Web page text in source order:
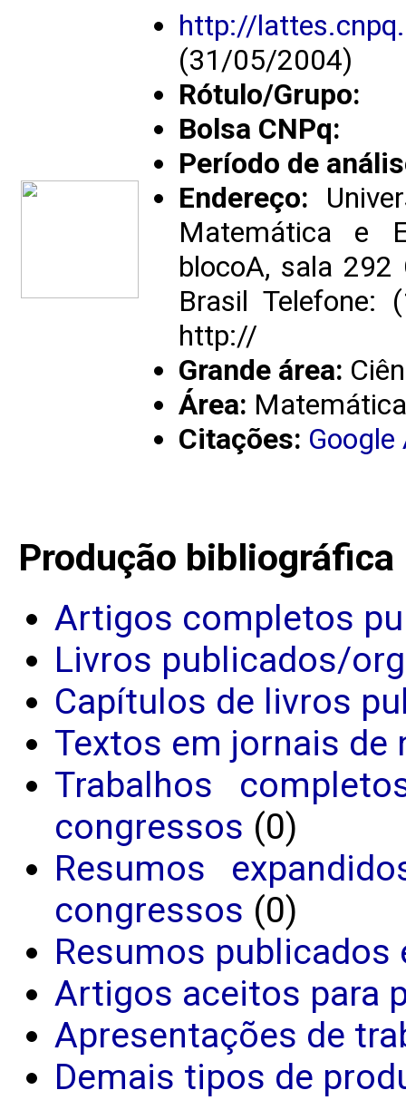
http://
(31/05/2004)
Rótulo/Grupo:
Bolsa CNPq:
Período de
Endereço:
Matemática e
blocoA, sala 292
Brasil Telefone:
http://
Grande área:
Área: Matemática
Citações:
Produção bibliográfica
Artigos completos
Livros publicados/
Capítulos de livros
Textos em jornais
Trabalhos
congressos (0)
Resumos
congressos (0)
Resumos
Artigos aceitos para
Apresentações de
Demais tipos de